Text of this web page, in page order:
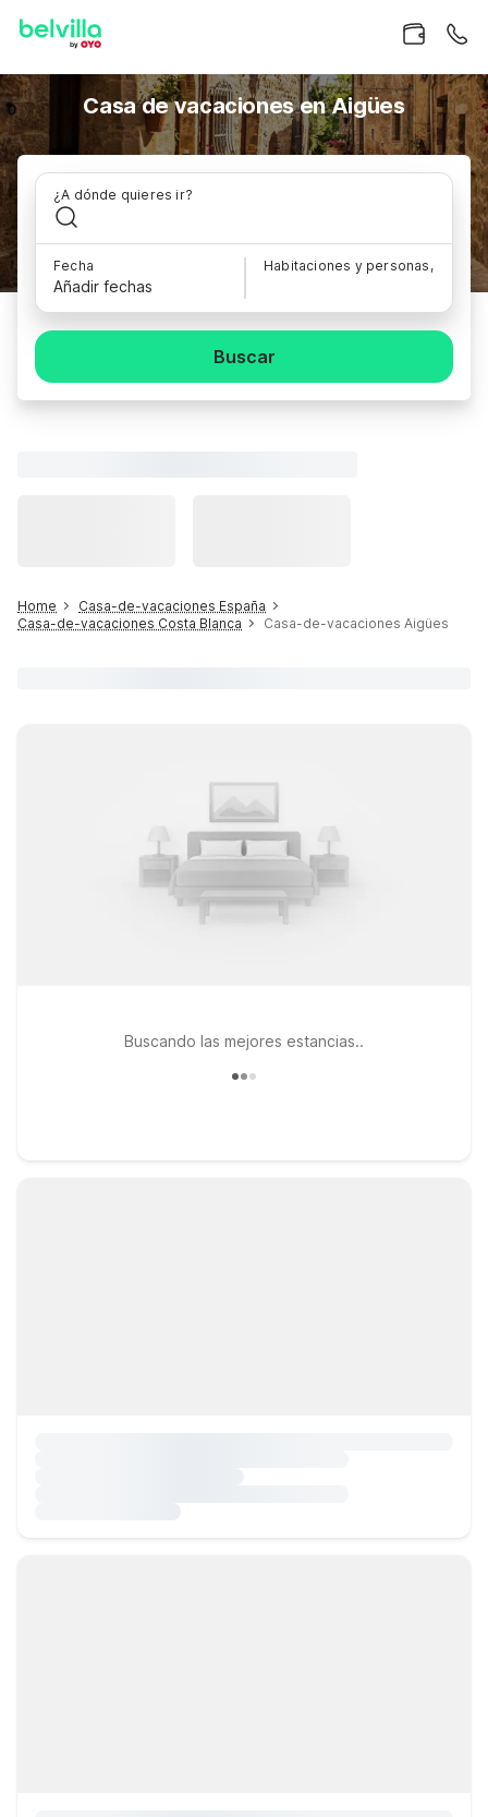
Casa de vacaciones en Aigües
¿A dónde quieres ir?
Fecha
Añadir fechas
Habitaciones y personas,
Buscar
Home
Casa-de-vacaciones España
Casa-de-vacaciones Costa Blanca
Casa-de-vacaciones Aigües
Buscando las mejores estancias..